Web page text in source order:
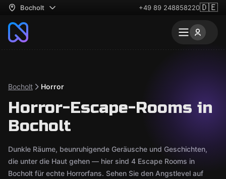
Bocholt +49 89 248858220🇩🇪
Bocholt Horror
Horror-Escape-Rooms in
Bocholt
Dunkle Räume, beunruhigende Geräusche und Geschichten,
die unter die Haut gehen — hier sind 4 Escape Rooms in
Bocholt für echte Horrorfans. Sehen Sie den Angstlevel auf